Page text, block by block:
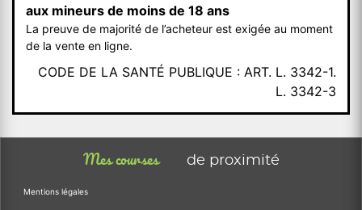
aux mineurs de moins de 18 ans
La preuve de majorité de l’acheteur est exigée au moment
de la vente en ligne.
CODE DE LA SANTÉ PUBLIQUE : ART. L. 3342-1.
L. 3342-3
Mes courses de proximité
Mentions légales